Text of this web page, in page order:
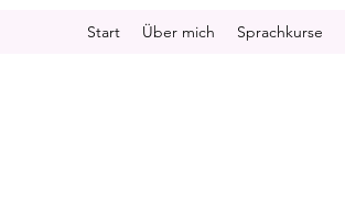
Start Über mich Sprachkurse